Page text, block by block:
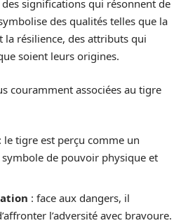
significations qui résonnent de
des qualités telles que la
la résilience, des attributs qui
soient leurs origines.
couramment associées au tigre
: le tigre est perçu comme un
de pouvoir physique et
: face aux dangers, il
l’adversité avec bravoure.